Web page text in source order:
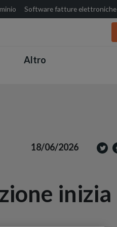
Software fatture elettroniche
Altro
18/06/2026
inizia